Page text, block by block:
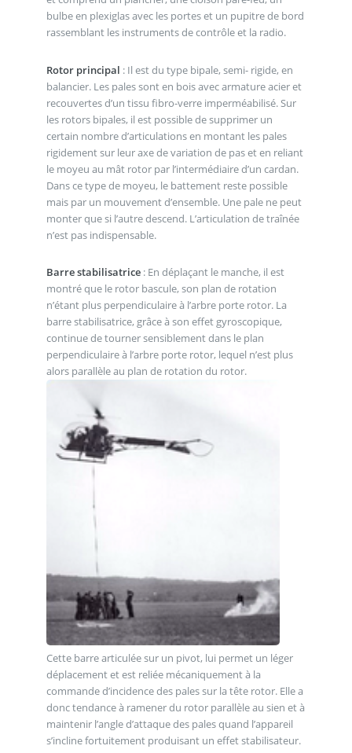
bulbe en plexiglas avec les portes et un pupitre de bord
rassemblant les instruments de contrôle et la radio.
Rotor principal : Il est du type bipale, semi- rigide, en
balancier. Les pales sont en bois avec armature acier et
recouvertes d’un tissu fibro-verre imperméabilisé. Sur
les rotors bipales, il est possible de supprimer un
certain nombre d’articulations en montant les pales
rigidement sur leur axe de variation de pas et en reliant
le moyeu au mât rotor par l’intermédiaire d’un cardan.
Dans ce type de moyeu, le battement reste possible
mais par un mouvement d’ensemble. Une pale ne peut
monter que si l’autre descend. L’articulation de traînée
n’est pas indispensable.
Barre stabilisatrice: En déplaçant le manche, il est
montré que le rotor bascule, son plan de rotation
n’étant plus perpendiculaire à l’arbre porte rotor. La
barre stabilisatrice, grâce à son effet gyroscopique,
continue de tourner sensiblement dans le plan
perpendiculaire à l’arbre porte rotor, lequel n’est plus
alors parallèle au plan de rotation du rotor.
Cette barre articulée sur un pivot, lui permet un léger
déplacement et est reliée mécaniquement à la
commande d’incidence des pales sur la tête rotor. Elle a
donc tendance à ramener du rotor parallèle au sien et à
maintenir l’angle d’attaque des pales quand l’appareil
s’incline fortuitement produisant un effet stabilisateur.